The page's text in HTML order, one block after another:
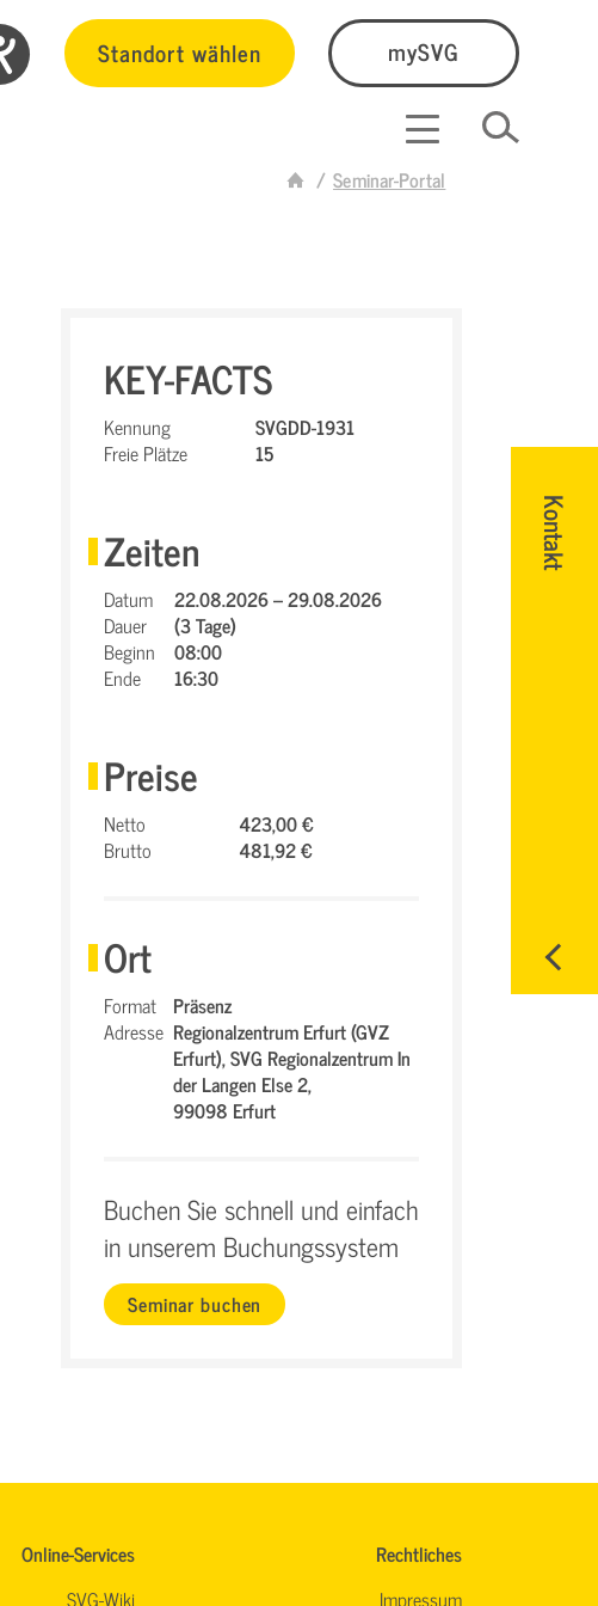
Standort wählen mySVG
Seminar-Portal
Kontakt
KEY-FACTS
Kennung
SVGDD-1931
Freie Plätze
15
Zeiten
Datum
22.08.2026 – 29.08.2026
Dauer
(3 Tage)
Beginn
08:00
Ende
16:30
Preise
Netto
423,00 €
Brutto
481,92 €
Ort
Format Präsenz
Adresse Regionalzentrum Erfurt (GVZ
Erfurt),SVG Regionalzentrum In
der Langen Else 2,
99098 Erfurt
Buchen Sie schnell und einfach
in unserem Buchungssystem
Seminar buchen
Online-Services
SVG-Wiki
Rechtliches
Impressum